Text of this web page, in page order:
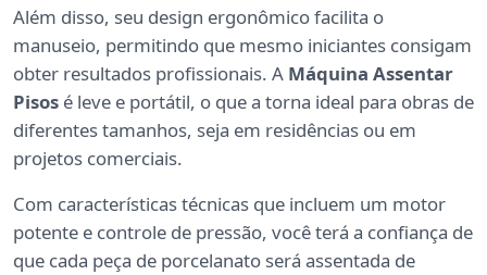
Além disso, seu design ergonômico facilita o
manuseio, permitindo que mesmo iniciantes consigam
obter resultados profissionais. A Máquina Assentar
Pisos é leve e portátil, o que a torna ideal para obras de
diferentes tamanhos, seja em residências ou em
projetos comerciais.
Com características técnicas que incluem um motor
potente e controle de pressão, você terá a confiança de
que cada peça de porcelanato será assentada de